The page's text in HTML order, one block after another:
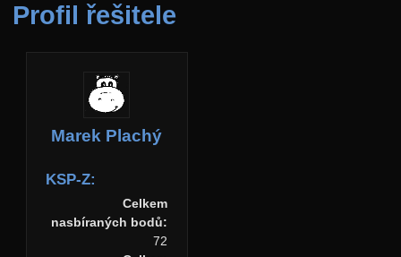
Profil řešitele
Marek Plachý
KSP-Z:
Celkem
nasbíraných bodů:
72